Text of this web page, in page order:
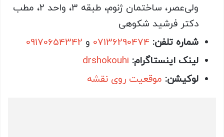
ولی‌عصر، ساختمان ژنوم، طبقه 3، واحد 2، مطب
دکتر فرشید شکوهی
شماره تلفن: 07136290474 و
لینک اینستاگرام: drshokouhi
لوکیشن: موقعیت روی نقشه